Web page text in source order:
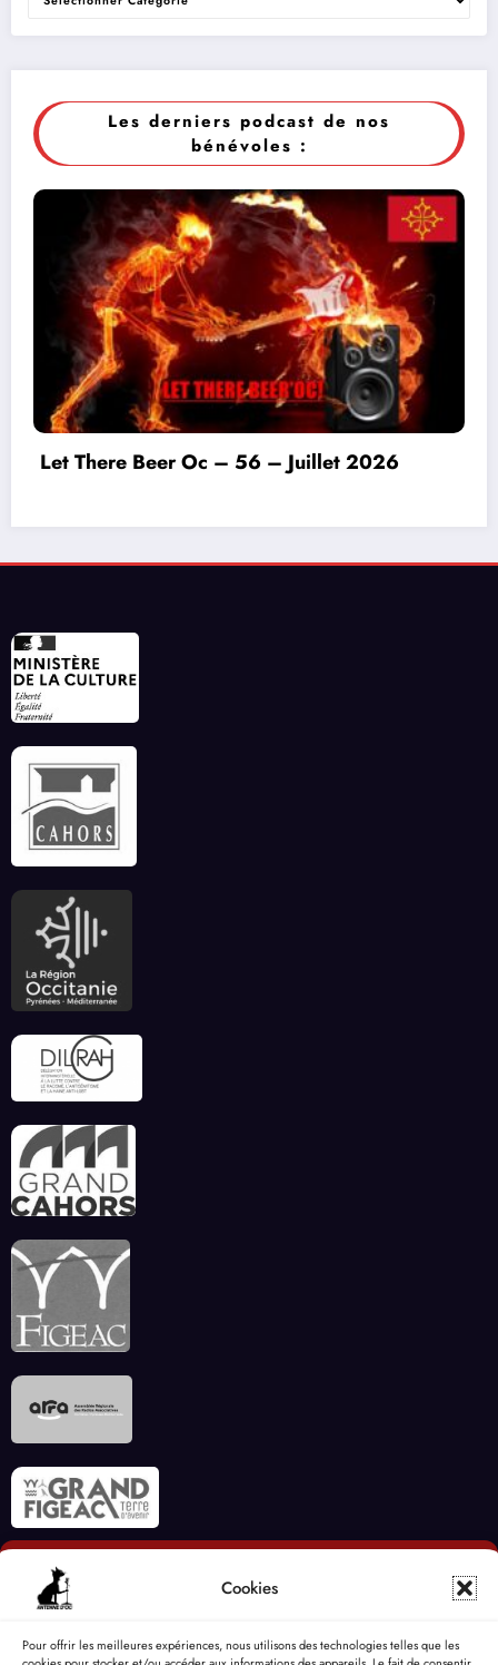
Cookies
Pour offrir les meilleures expériences, nous utilisons des technologies telles que les
Les derniers podcast de nos
bénévoles :
Invitation à déconnecter et au lâcher prise en
ce début d’été